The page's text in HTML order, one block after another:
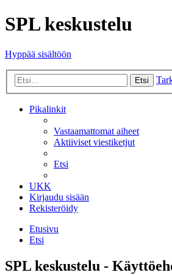
SPL keskustelu
Hyppää sisältöön
Etsi
Pikalinkit
Vastaamattomat aiheet
Aktiiviset viestiketjut
Etsi
UKK
Kirjaudu sisään
Rekisteröidy
Etusivu
Etsi
SPL keskustelu -